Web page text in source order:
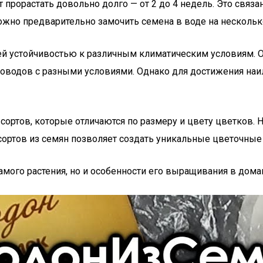
прорастать довольно долго — от 2 до 4 недель. Это
предварительно замочить семена в воде на
устойчивостью к различным климатическим условиям.
с разными условиями. Однако для достижения
которые отличаются по размеру и цвету
из семян позволяет создать уникальные
растения, но и особенности его выращивания в